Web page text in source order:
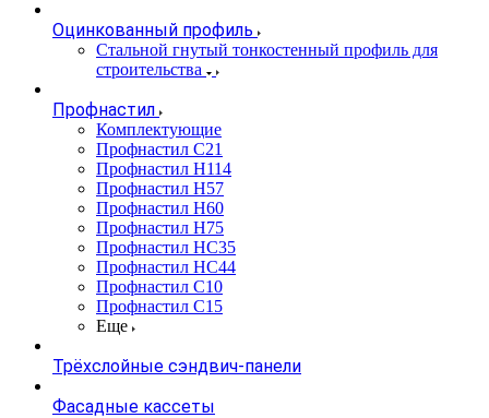
Оцинкованный профиль
Стальной гнутый тонкостенный профиль для
строительства
Профнастил
Комплектующие
Профнастил C21
Профнастил Н114
Профнастил Н57
Профнастил Н60
Профнастил Н75
Профнастил НС35
Профнастил НС44
Профнастил С10
Профнастил С15
Еще
Трёхслойные сэндвич-панели
Фасадные кассеты